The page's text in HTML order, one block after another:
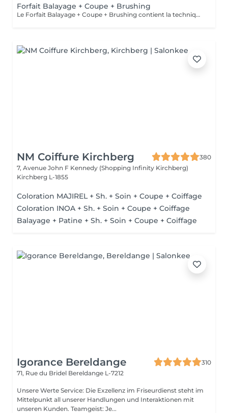
Forfait Balayage + Coupe + Brushing
Le Forfait Balayage + Coupe + Brushing contient la technique Balayage, un coulage (pour donner le bon reflet au Balayage), Olaplex, une Coupe et un Brushing. Dépendant de la quantité de produit utilisée ou de la longueur des cheveux, le prix peut varier. En cas de questions veuillez appeler au +352 26 35 02 89.
NM Coiffure Kirchberg
380
7, Avenue John F Kennedy (Shopping Infinity Kirchberg)
Kirchberg L-1855
Coloration MAJIREL + Sh. + Soin + Coupe + Coiffage
Coloration INOA + Sh. + Soin + Coupe + Coiffage
Balayage + Patine + Sh. + Soin + Coupe + Coiffage
Igorance Bereldange
310
71, Rue du Bridel Bereldange L-7212
Unsere Werte Service: Die Exzellenz im Friseurdienst steht im
Mittelpunkt all unserer Handlungen und Interaktionen mit
unseren Kunden. Teamgeist: Je...